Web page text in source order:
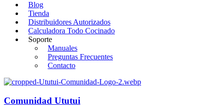
Blog
Tienda
Distribuidores Autorizados
Calculadora Todo Cocinado
Soporte
Manuales
Preguntas Frecuentes
Contacto
Comunidad Ututui